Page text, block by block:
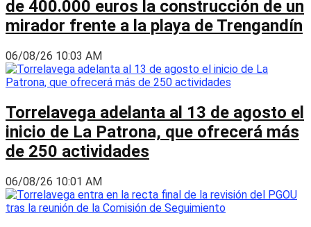
de 400.000 euros la construcción de un
mirador frente a la playa de Trengandín
06/08/26 10:03 AM
Torrelavega adelanta al 13 de agosto el
inicio de La Patrona, que ofrecerá más
de 250 actividades
06/08/26 10:01 AM